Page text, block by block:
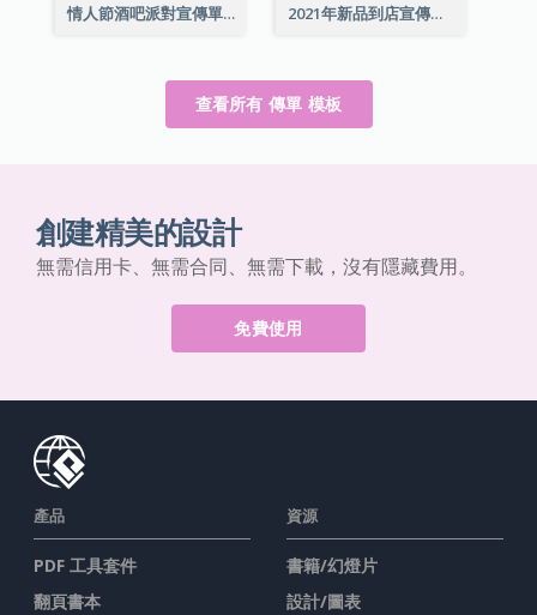
情人節酒吧派對宣傳單張 2021年新品到店宣傳單張
查看所有 傳單 模板
創建精美的設計
無需信用卡、無需合同、無需下載，沒有隱藏費用。
免費使用
產品
PDF 工具套件
翻頁書本
資源
書籍/幻燈片
設計/圖表